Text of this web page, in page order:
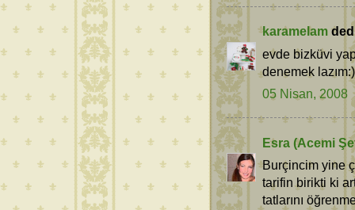
karamelam
evde bizküvi
denemek
05 Nisan, 2008
Esra (Acemi
Burçincim yine
tarifin birikti ki
tatlarını